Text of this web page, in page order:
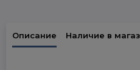
Описание Наличие в